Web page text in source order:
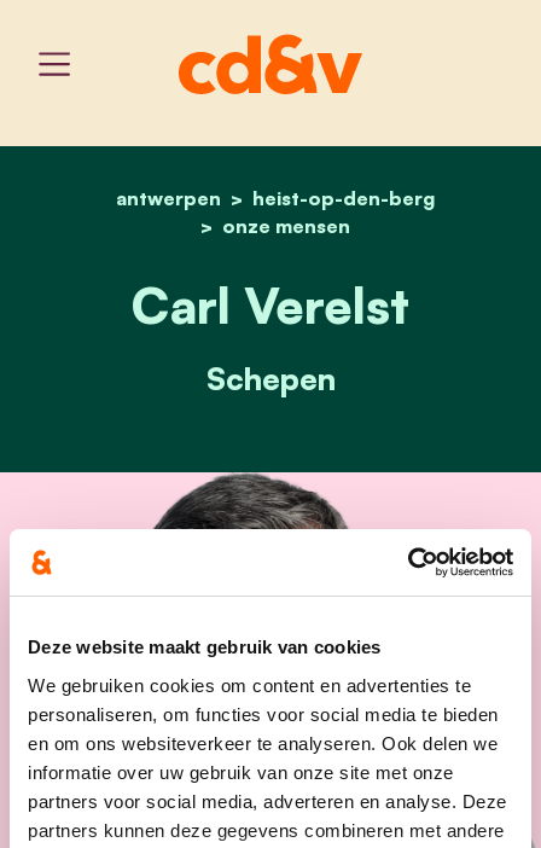
Deze website maakt gebruik van cookies
We gebruiken cookies om content en advertenties te
personaliseren, om functies voor social media te bieden
en om ons websiteverkeer te analyseren. Ook delen we
informatie over uw gebruik van onze site met onze
partners voor social media, adverteren en analyse. Deze
partners kunnen deze gegevens combineren met andere
home
antwerpen
heist-op-den-berg
onze mensen
carl verelst
Carl Verelst
Schepen